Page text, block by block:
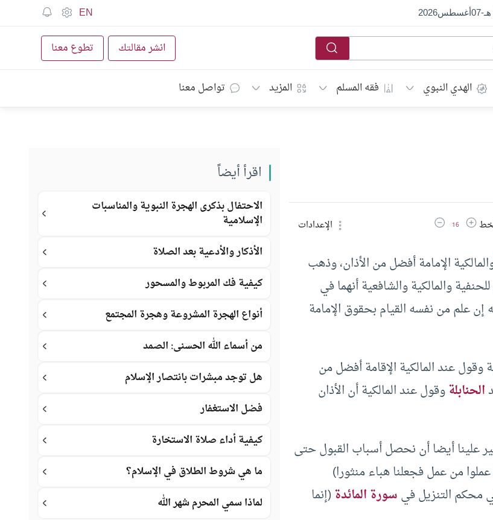
-
07أغسطس2026
EN
انشر مقالتك تطوع معنا
الهدي النبوي فقه المسلم المزيد تواصل معنا
زيادة حجم الخط
16 تقليل حجم الخط الإعدادات
الإمامة أفضل من الأذان، وذهب
والمالكية والشافعية أنهما في
علم من نفسه القيام بحقوق الإمامة
وقول عند المالكية الإقامة أفضل من
الحنابلةوقول عند المالكية أن الأذان
علينا أيضا أن نحصل أسباب القبول حتى
من عمل فجعلنا هباء منثورا)
محكم التنزيل فيسورة المائدة(إنما
اقرأ أيضاً
الاحتفال بذكرى الهجرة النبوية والمناسبات
الإسلامية
الأذكار والأدعية بعد الصلاة
كيفية فك المربوط والمسحور
أنواع الهجرة المشروعة وهجرة المجتمع
من أسماء الله الحسنى: الصمد
هل توجد مبشرات بانتصار الإسلام
فضل الاستغفار
كيفية أداء صلاة الاستخارة
ما هي شروط الطلاق في الإسلام؟
لماذا سمي المحرم شهر الله